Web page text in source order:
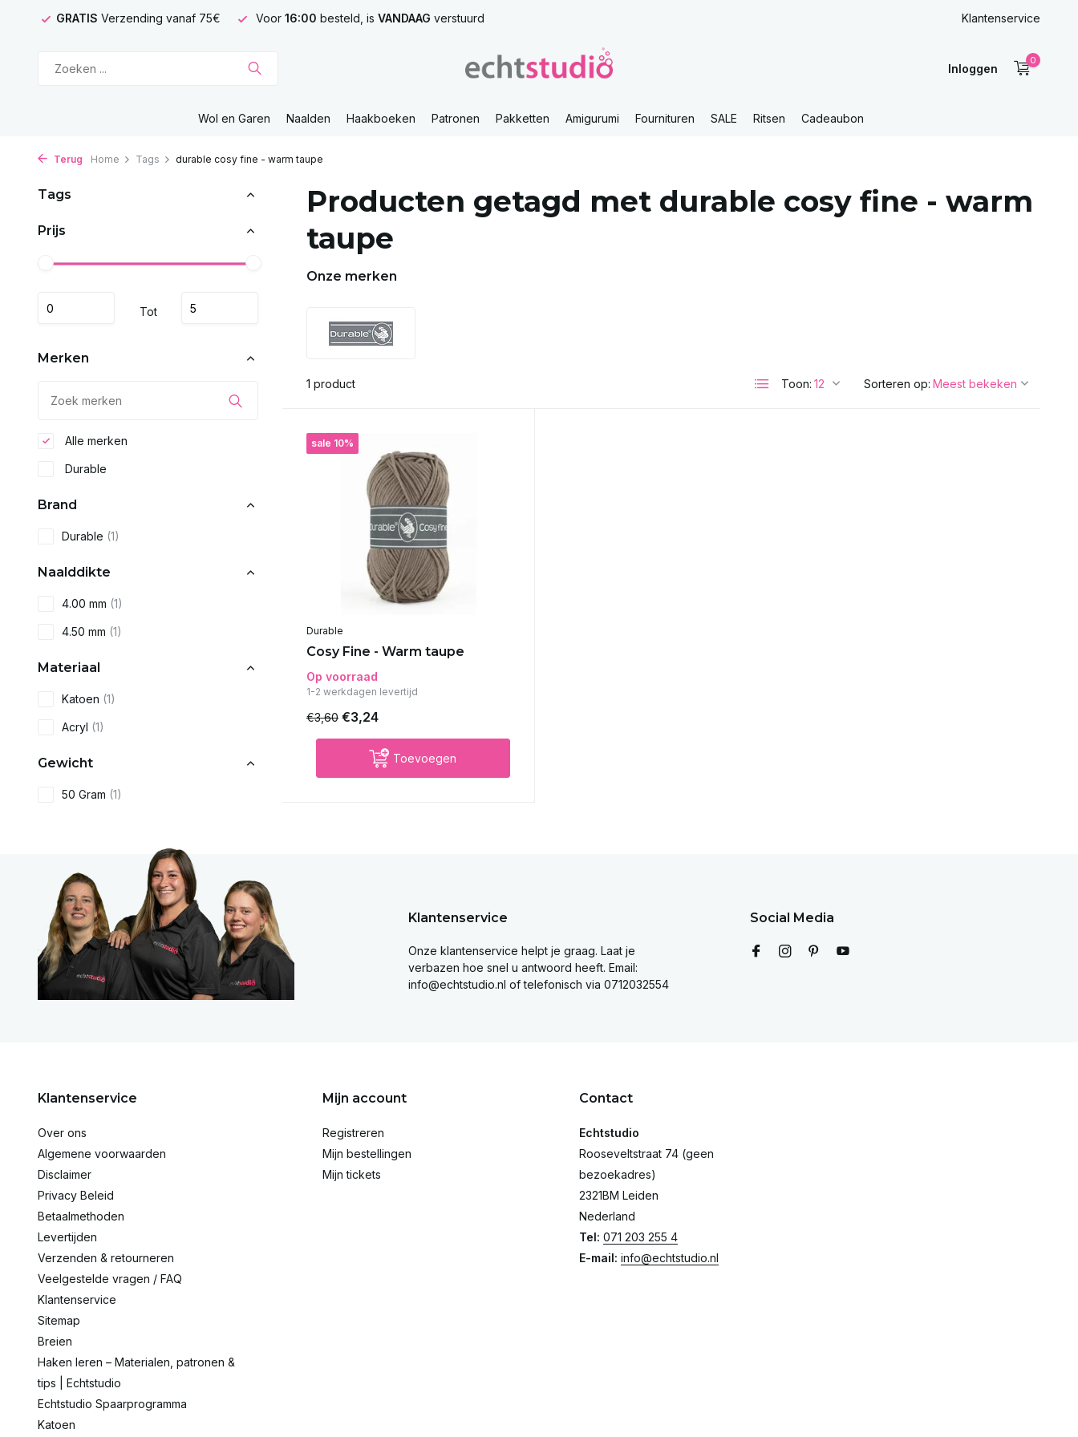
GRATIS Verzending vanaf 75€ Voor 16:00 besteld, is VANDAAG verstuurd Klantenservice
Inloggen
0
Wol en Garen Naalden Haakboeken Patronen Pakketten Amigurumi Fournituren SALE Ritsen Cadeaubon
Terug Home Tags durable cosy fine - warm taupe
Tags
Prijs
Tot
Merken
Alle merken
Durable
Brand
Durable (1)
Naalddikte
4.00 mm (1)
4.50 mm (1)
Materiaal
Katoen (1)
Acryl (1)
Gewicht
50 Gram (1)
Producten getagd met durable cosy fine - warm
taupe
Onze merken
1 product Toon: Sorteren op:
sale 10%
Durable
Cosy Fine - Warm taupe
Op voorraad
1-2 werkdagen levertijd
€3,60 €3,24
Toevoegen
Klantenservice
Onze klantenservice helpt je graag. Laat je
verbazen hoe snel u antwoord heeft. Email:
info@echtstudio.nl of telefonisch via 0712032554
Social Media
Klantenservice
Over ons
Algemene voorwaarden
Disclaimer
Privacy Beleid
Betaalmethoden
Levertijden
Verzenden & retourneren
Veelgestelde vragen / FAQ
Klantenservice
Sitemap
Breien
Haken leren – Materialen, patronen &
tips | Echtstudio
Echtstudio Spaarprogramma
Katoen
Mijn account
Registreren
Mijn bestellingen
Mijn tickets
Contact
Echtstudio
Rooseveltstraat 74 (geen
bezoekadres)
2321BM Leiden
Nederland
Tel: 071 203 255 4
E-mail: info@echtstudio.nl